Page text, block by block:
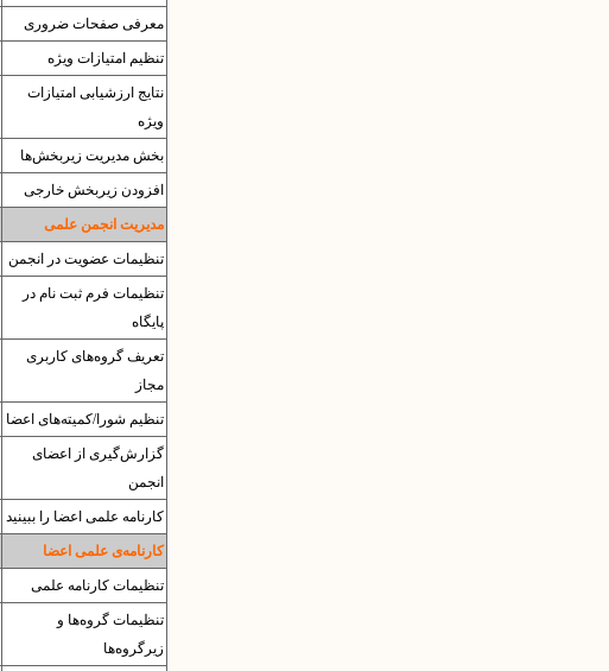
معرفی صفحات ضروری
تنظیم امتیازات ویژه
نتایج ارزشیابی امتیازات
ویژه
بخش مدیریت زیربخش‌ها
افزودن زیربخش خارجی
مدیریت انجمن علمی
تنظیمات عضویت در انجمن
تنظیمات فرم ثبت نام در
پایگاه
تعریف گروه‌های کاربری
مجاز
تنظیم شورا/کمیته‌های اعضا
گزارش‌گیری از اعضای
انجمن
کارنامه علمی اعضا را ببینید
کارنامه‌ی علمی اعضا
تنظیمات کارنامه علمی
تنظیمات گروه‌ها و
زیرگروه‌ها